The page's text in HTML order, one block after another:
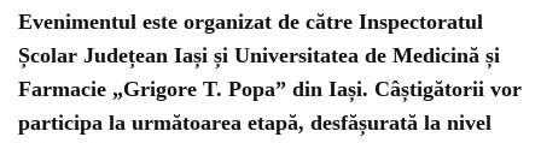
Evenimentul este organizat de către Inspectoratul
Școlar Județean Iași și Universitatea de Medicină și
Farmacie „Grigore T. Popa” din Iași. Câștigătorii vor
participa la următoarea etapă, desfășurată la nivel